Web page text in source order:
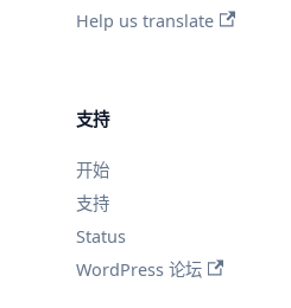
Help us translate
支持
开始
支持
Status
WordPress 论坛